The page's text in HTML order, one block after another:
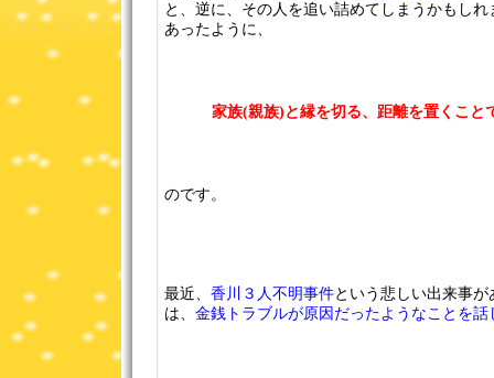
と、逆に、その人を追い詰めてしまうかもし
あったように、
家族(親族)と縁を切る、距離を置くこと
のです。
最近、 香川３人不明事件という悲しい出来事が
は、 金銭トラブルが原因だったようなことを話